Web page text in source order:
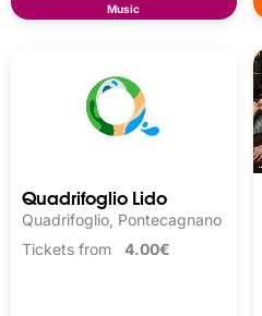
Music
Quadrifoglio Lido
Quadrifoglio, Pontecagnano
Tickets from 4.00€